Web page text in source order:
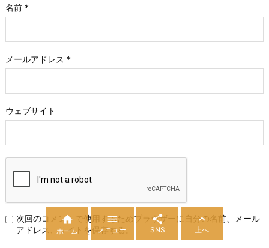
名前 *
メールアドレス *
ウェブサイト
次回のコメントで使用するためブラウザーに自分の名前、メール
アドレス、サイトを保存する。

ホーム

メニュー

SNS

上へ